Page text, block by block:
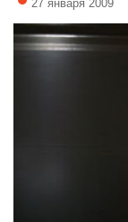
27 января 2009